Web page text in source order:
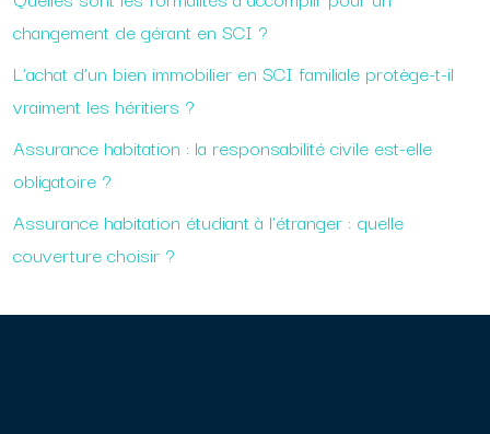
changement de gérant en SCI ?
L’achat d’un bien immobilier en SCI familiale protège-t-il
vraiment les héritiers ?
Assurance habitation : la responsabilité civile est-elle
obligatoire ?
Assurance habitation étudiant à l’étranger : quelle
couverture choisir ?